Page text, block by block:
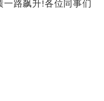
路飙升!各位同事们